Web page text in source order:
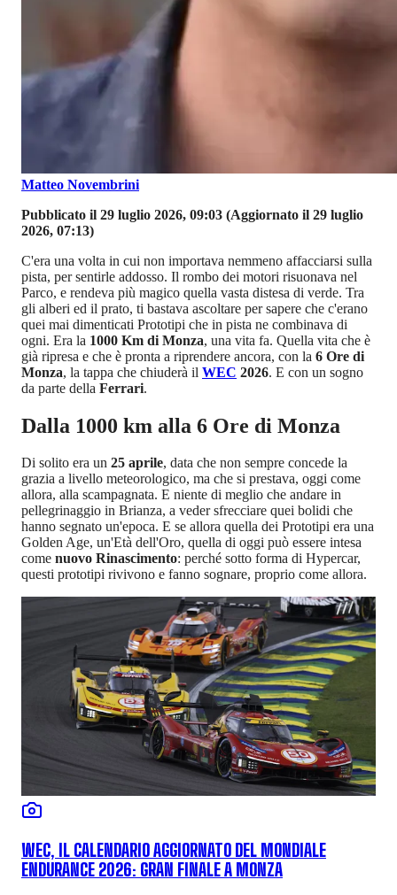
Matteo Novembrini
Pubblicato il 29 luglio 2026, 09:03 (Aggiornato il 29 luglio
2026, 07:13)
C'era una volta in cui non importava nemmeno affacciarsi sulla
pista, per sentirle addosso. Il rombo dei motori risuonava nel
Parco, e rendeva più magico quella vasta distesa di verde. Tra
gli alberi ed il prato, ti bastava ascoltare per sapere che c'erano
quei mai dimenticati Prototipi che in pista ne combinava di
ogni. Era la 1000 Km di Monza, una vita fa. Quella vita che è
già ripresa e che è pronta a riprendere ancora, con la 6 Ore di
Monza, la tappa che chiuderà il WEC 2026. E con un sogno
da parte della Ferrari.
Dalla 1000 km alla 6 Ore di Monza
Di solito era un 25 aprile, data che non sempre concede la
grazia a livello meteorologico, ma che si prestava, oggi come
allora, alla scampagnata. E niente di meglio che andare in
pellegrinaggio in Brianza, a veder sfrecciare quei bolidi che
hanno segnato un'epoca. E se allora quella dei Prototipi era una
Golden Age, un'Età dell'Oro, quella di oggi può essere intesa
come nuovo Rinascimento: perché sotto forma di Hypercar,
questi prototipi rivivono e fanno sognare, proprio come allora.
WEC, IL CALENDARIO AGGIORNATO DEL MONDIALE
ENDURANCE 2026: GRAN FINALE A MONZA